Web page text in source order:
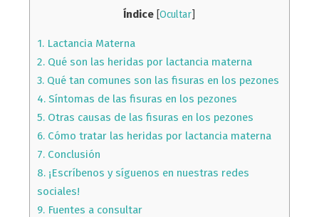
Índice [Ocultar]
1.Lactancia Materna
2.Qué son las heridas por lactancia materna
3.Qué tan comunes son las fisuras en los pezones
4.Síntomas de las fisuras en los pezones
5.Otras causas de las fisuras en los pezones
6.Cómo tratar las heridas por lactancia materna
7.Conclusión
8.¡Escríbenos y síguenos en nuestras redes
sociales!
9.Fuentes a consultar